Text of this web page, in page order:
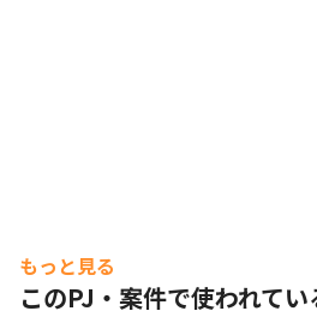
もっと見る
このPJ・案件で使われて